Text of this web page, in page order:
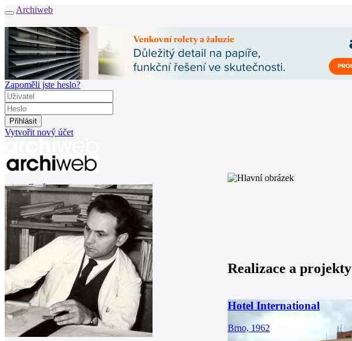
Archiweb
Zapoměli jste heslo?
Vytvořit nový účet
Zprávy
Architekti
Stavby
Katalog
E-shop
Burza práce
157
Realizace a projekty
Hotel International
Brno, 1962